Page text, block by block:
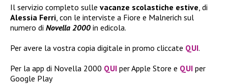
Il servizio completo sulle vacanze scolastiche estive , di
Alessia Ferri , con le interviste a Fiore e Malnerich sul
numero di Novella 2000 in edicola.
Per avere la vostra copia digitale in promo cliccate QUI.
Per la app di Novella 2000 QUI per Apple Store e QUI per
Google Play